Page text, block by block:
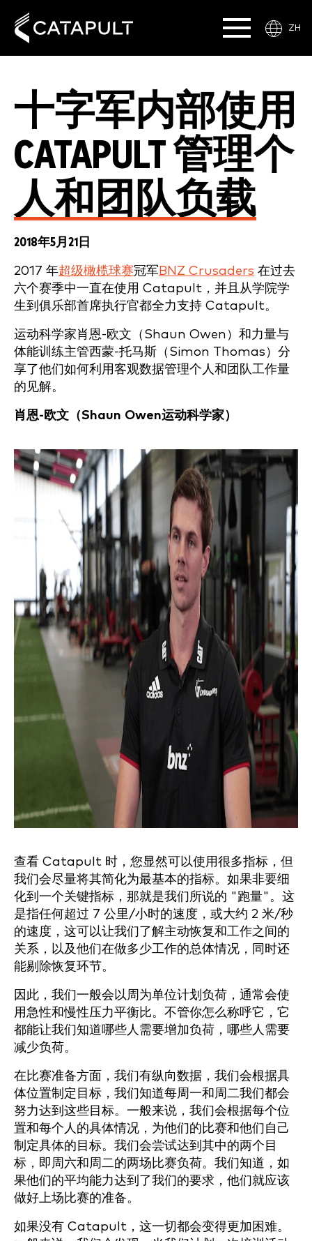
ZH
十字军内部使用
CATAPULT 管理个
人和团队负载
2018年5月21日
2017 年超级橄榄球赛冠军 BNZ Crusaders 在过去
六个赛季中一直在使用 Catapult，并且从学院学
生到俱乐部首席执行官都全力支持 Catapult。
运动科学家肖恩-欧文（Shaun Owen）和力量与
体能训练主管西蒙-托马斯（Simon Thomas）分
享了他们如何利用客观数据管理个人和团队工作量
的见解。
肖恩-欧文（Shaun Owen运动科学家）
查看 Catapult 时，您显然可以使用很多指标，但
我们会尽量将其简化为最基本的指标。如果非要细
化到一个关键指标，那就是我们所说的 "跑量"。这
是指任何超过 7 公里/小时的速度，或大约 2 米/秒
的速度，这可以让我们了解主动恢复和工作之间的
关系，以及他们在做多少工作的总体情况，同时还
能剔除恢复环节。
因此，我们一般会以周为单位计划负荷，通常会使
用急性和慢性压力平衡比。不管你怎么称呼它，它
都能让我们知道哪些人需要增加负荷，哪些人需要
减少负荷。
在比赛准备方面，我们有纵向数据，我们会根据具
体位置制定目标，我们知道每周一和周二我们都会
努力达到这些目标。一般来说，我们会根据每个位
置和每个人的具体情况，为他们的比赛和他们自己
制定具体的目标。我们会尝试达到其中的两个目
标，即周六和周二的两场比赛负荷。我们知道，如
果他们的平均能力达到了我们的要求，他们就应该
做好上场比赛的准备。
如果没有 Catapult，这一切都会变得更加困难。